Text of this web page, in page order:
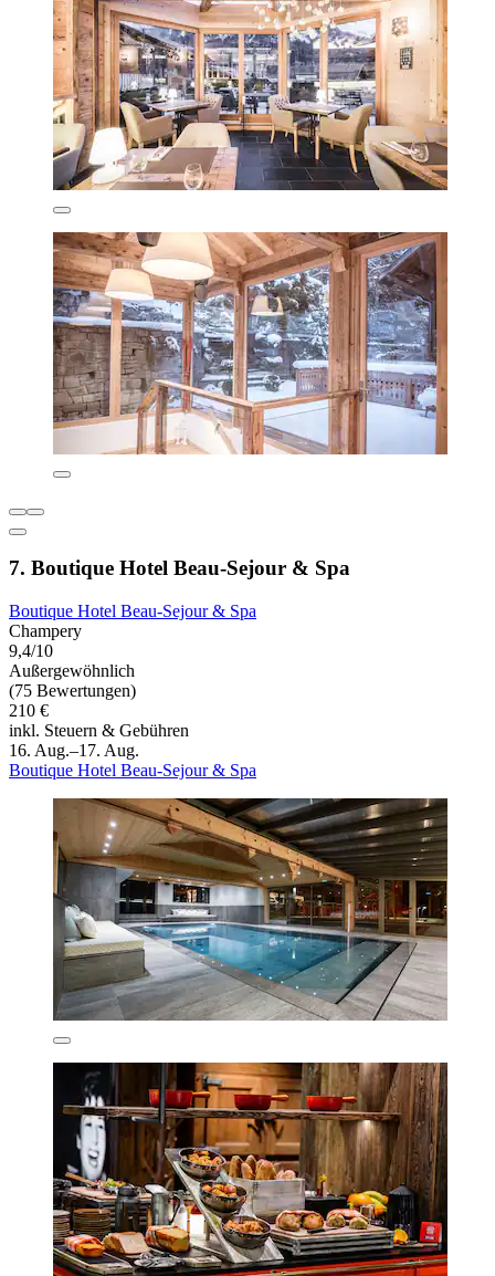
7. Boutique Hotel Beau-Sejour & Spa
Boutique Hotel Beau-Sejour & Spa
Champery
9,4/10
Außergewöhnlich
(75 Bewertungen)
210 €
inkl. Steuern & Gebühren
16. Aug.–17. Aug.
Boutique Hotel Beau-Sejour & Spa